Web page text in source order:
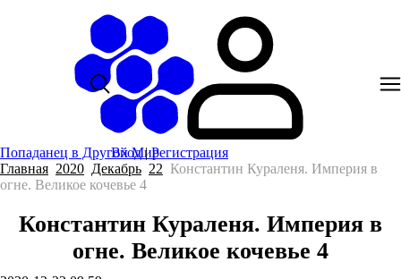
Попаданец в Другой Мир
Вход|Регистрация
Главная 2020 Декабрь 22 Константин Кураленя. Империя в
огне. Великое кочевье 4
Константин Кураленя. Империя в
огне. Великое кочевье 4